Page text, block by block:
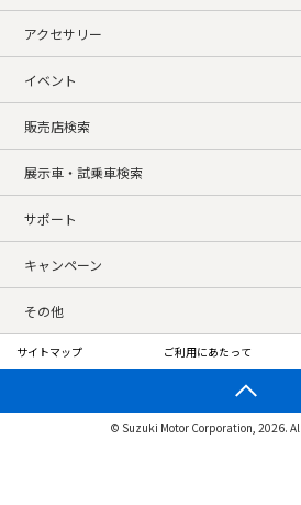
アクセサリー
イベント
販売店検索
展示車・試乗車検索
サポート
キャンペーン
その他
サイトマップ ご利用にあたって
© Suzuki Motor Corporation, 2026.